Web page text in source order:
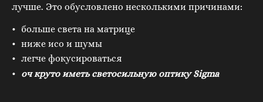
лучше. Это обусловлено несколькими причинами:
больше света на матрице
ниже исо и шумы
легче фокусироваться
оч круто иметь светосильную оптику Sigma